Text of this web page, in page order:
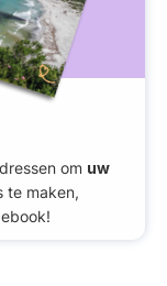
om uw
te maken,